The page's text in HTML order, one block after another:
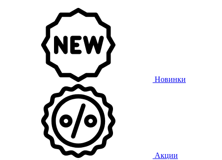
Новинки
Акции